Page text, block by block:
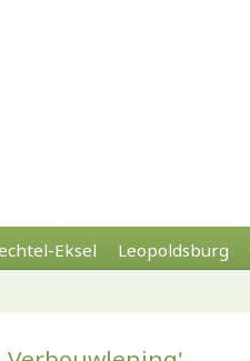
Eksel Leopoldsburg